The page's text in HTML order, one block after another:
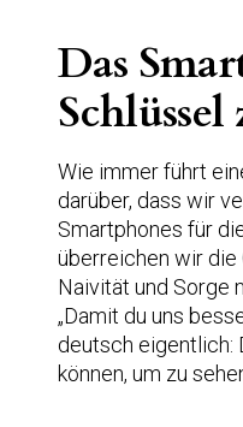
Das
Wie immer führt
darüber, dass wir
Smartphones für
überreichen wir
Naivität und Sorge
„Damit du uns
deutsch eigentlich:
können, um zu